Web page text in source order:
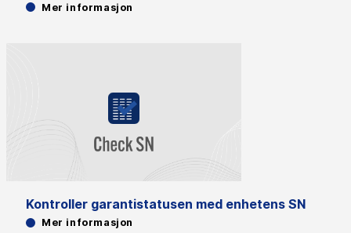
Mer informasjon
Kontroller garantistatusen med enhetens SN
Mer informasjon